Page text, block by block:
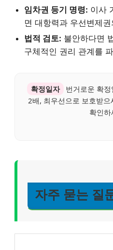
임차권 등기 명령: 이사
면 대항력과 우선변제
법적 검토: 불안하다면
구체적인 권리 관계를
확정일자
번거로운 확
2배, 최우선으로 보호받
확인하
자주 묻는 질